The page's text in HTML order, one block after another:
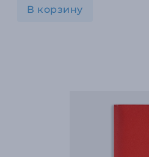
В корзину